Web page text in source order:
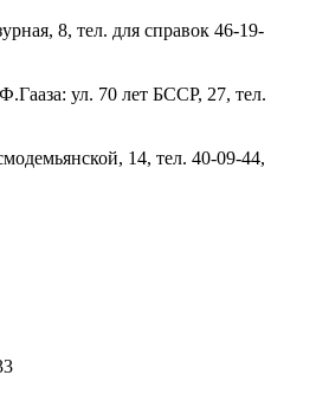
8, тел. для справок 46-19-
ул. 70 лет БССР, 27, тел.
14, тел. 40-09-44,